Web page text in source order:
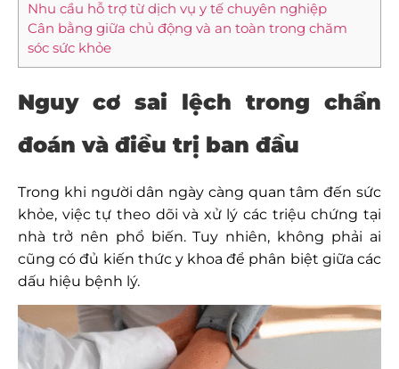
Nhu cầu hỗ trợ từ dịch vụ y tế chuyên nghiệp
Cân bằng giữa chủ động và an toàn trong chăm
sóc sức khỏe
Nguy cơ sai lệch trong chẩn
đoán và điều trị ban đầu
Trong khi người dân ngày càng quan tâm đến sức
khỏe, việc tự theo dõi và xử lý các triệu chứng tại
nhà trở nên phổ biến. Tuy nhiên, không phải ai
cũng có đủ kiến thức y khoa để phân biệt giữa các
dấu hiệu bệnh lý.